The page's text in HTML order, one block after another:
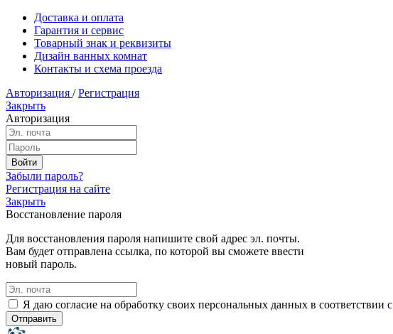
Доставка и оплата
Гарантия и сервис
Товарный знак и реквизиты
Дизайн ванных комнат
Контакты и схема проезда
Авторизация / Регистрация
Закрыть
Авторизация
Забыли пароль?
Регистрация на сайте
Закрыть
Восстановление пароля
Для восстановления пароля напишите свой адрес эл. почты.
Вам будет отправлена ссылка, по которой вы сможете ввести
новый пароль.
Я даю согласие на обработку своих персональных данных в соответствии с